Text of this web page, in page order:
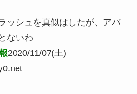
ッシュを真似はしたが、アバ
ないわ
2020/11/07(土)